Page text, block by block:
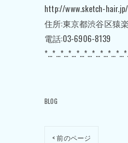
http://www.sketch-hair.jp/
住所:東京都渋谷区猿
電話:03-6906-8139
BLOG
< 前のページ